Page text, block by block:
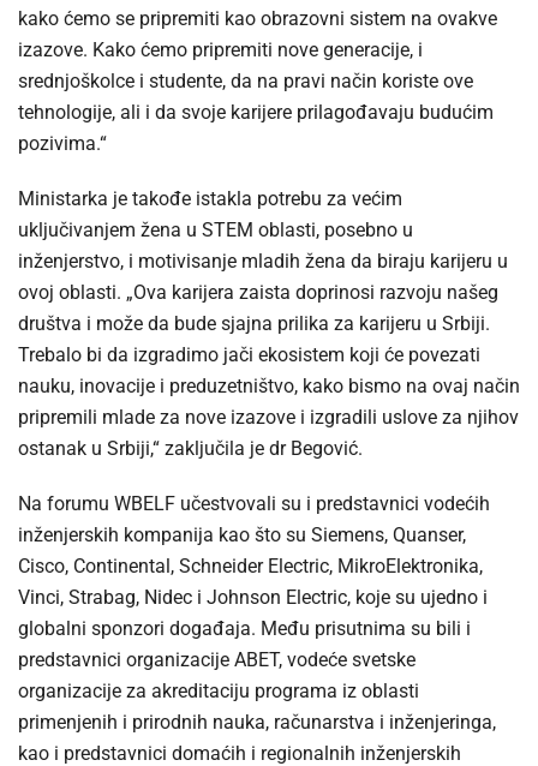
kako ćemo se pripremiti kao obrazovni sistem na ovakve
izazove. Kako ćemo pripremiti nove generacije, i
srednjoškolce i studente, da na pravi način koriste ove
tehnologije, ali i da svoje karijere prilagođavaju budućim
pozivima.“
Ministarka je takođe istakla potrebu za većim
uključivanjem žena u STEM oblasti, posebno u
inženjerstvo, i motivisanje mladih žena da biraju karijeru u
ovoj oblasti. „Ova karijera zaista doprinosi razvoju našeg
društva i može da bude sjajna prilika za karijeru u Srbiji.
Trebalo bi da izgradimo jači ekosistem koji će povezati
nauku, inovacije i preduzetništvo, kako bismo na ovaj način
pripremili mlade za nove izazove i izgradili uslove za njihov
ostanak u Srbiji,“ zaključila je dr Begović.
Na forumu WBELF učestvovali su i predstavnici vodećih
inženjerskih kompanija kao što su Siemens, Quanser,
Cisco, Continental, Schneider Electric, MikroElektronika,
Vinci, Strabag, Nidec i Johnson Electric, koje su ujedno i
globalni sponzori događaja. Među prisutnima su bili i
predstavnici organizacije ABET, vodeće svetske
organizacije za akreditaciju programa iz oblasti
primenjenih i prirodnih nauka, računarstva i inženjeringa,
kao i predstavnici domaćih i regionalnih inženjerskih